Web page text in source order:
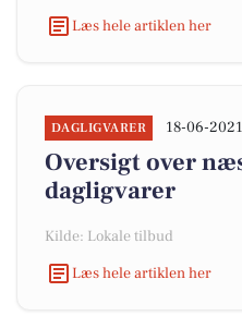
Læs hele artiklen her
DAGLIGVARER 18-06-
Oversigt over
dagligvarer
Kilde: Lokale tilbud
Læs hele artiklen her